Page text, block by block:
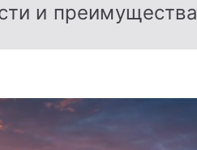
и преимущества